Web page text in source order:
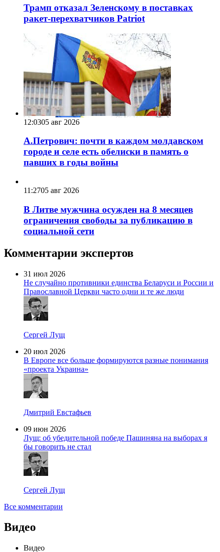
Трамп отказал Зеленскому в поставках
ракет-перехватчиков Patriot
12:0305 авг 2026
А.Петрович: почти в каждом молдавском
городе и селе есть обелиски в память о
павших в годы войны
11:2705 авг 2026
В Литве мужчина осужден на 8 месяцев
ограничения свободы за публикацию в
социальной сети
Комментарии экспертов
31 июл 2026
Не случайно противники единства Беларуси и России и
Православной Церкви часто одни и те же люди
Сергей Лущ
20 июл 2026
В Европе все больше формируются разные понимания
«проекта Украина»
Дмитрий Евстафьев
09 июн 2026
Лущ: об убедительной победе Пашиняна на выборах я
бы говорить не стал
Сергей Лущ
Все комментарии
Видео
Видео